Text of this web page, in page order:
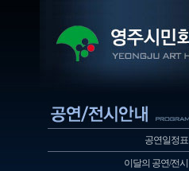
공연일정표
이달의 공연/전시